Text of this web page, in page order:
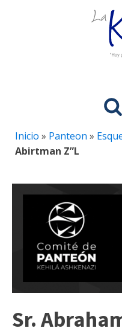
Inicio » Panteon »
Abirtman Z”L
Sr.